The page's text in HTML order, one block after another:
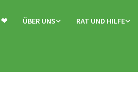
❤ ÜBER UNS RAT UND HILFE